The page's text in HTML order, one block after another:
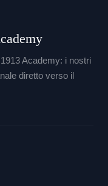
Academy: i nostri
diretto verso il